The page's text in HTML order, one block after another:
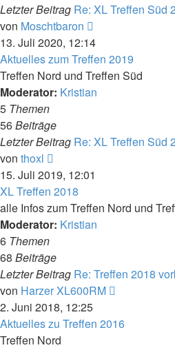
Letzter Beitrag Re: XL Treffen Süd
von Moschtbaron
Beitrag
13. Juli 2020, 12:14
Aktuelles zum Treffen 2019
Treffen Nord und Treffen Süd
Moderator: Kristian
5 Themen
56Beiträge
Letzter Beitrag Re: XL Treffen Süd
von thoxl
Beitrag
15. Juli 2019, 12:01
XL Treffen 2018
alle Infos zum Treffen Nord und
Moderator: Kristian
6 Themen
68 Beiträge
Letzter Beitrag Re: Treffen 2018
von Harzer XL600RM
2. Juni 2018, 12:25
Aktuelles zu Treffen 2016
Treffen Nord